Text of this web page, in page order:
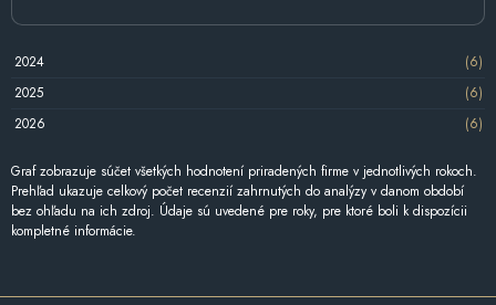
2024
(6)
2025
(6)
2026
(6)
Graf zobrazuje súčet všetkých hodnotení priradených firme v jednotlivých rokoch.
Prehľad ukazuje celkový počet recenzií zahrnutých do analýzy v danom období
bez ohľadu na ich zdroj. Údaje sú uvedené pre roky, pre ktoré boli k dispozícii
kompletné informácie.